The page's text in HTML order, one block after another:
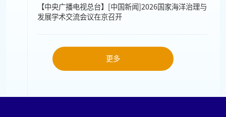
【中央广播电视总台】[中国新闻]2026国家海洋治理与
发展学术交流会议在京召开
更多